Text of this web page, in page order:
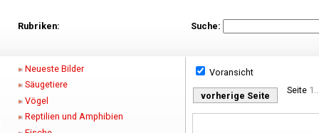
Rubriken: Suche:
Neueste Bilder
Säugetiere
Vögel
Reptilien und Amphibien
Voransicht
vorherige Seite
Seite